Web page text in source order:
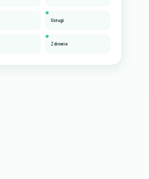
Usługi
Zdrowie